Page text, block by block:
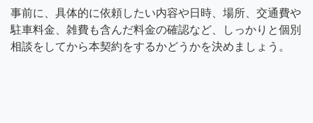
事前に、具体的に依頼したい内容や日時、場所、交通費や
駐車料金、雑費も含んだ料金の確認など、しっかりと個別
相談をしてから本契約をするかどうかを決めましょう。